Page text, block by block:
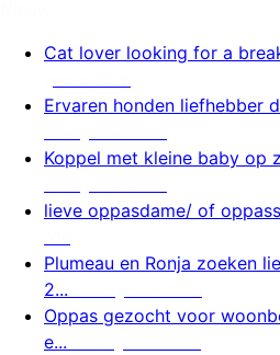
Cat lover looking for a
Ervaren honden liefhebber
Koppel met kleine baby op
lieve oppasdame/ of
Plumeau en Ronja zoeken
2...
Oppas gezocht voor
e...